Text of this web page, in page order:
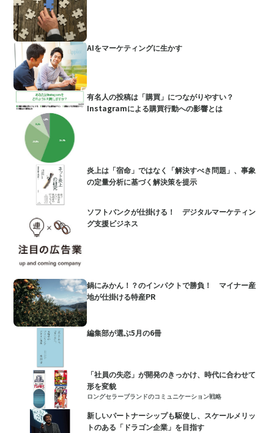
AIをマーケティングに生かす
有名人の投稿は「購買」につながりやすい？
Instagramによる購買行動への影響とは
炎上は「宿命」ではなく「解決すべき問題」、事象
の定量分析に基づく解決策を提示
ソフトバンクが仕掛ける！ デジタルマーケティン
グ支援ビジネス
鍋にみかん！？のインパクトで勝負！ マイナー産
地が仕掛ける特産PR
編集部が選ぶ5月の6冊
「社員の失恋」が開発のきっかけ、時代に合わせて
形を変貌
ロングセラーブランドのコミュニケーション戦略
新しいパートナーシップも駆使し、スケールメリッ
トのある「ドラゴン企業」を目指す